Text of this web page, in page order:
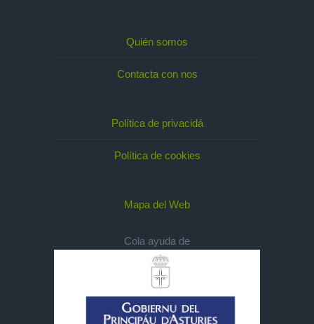
Quién somos
Contacta con nos
Política de privacidá
Política de cookies
Mapa del Web
Cola ayuda de